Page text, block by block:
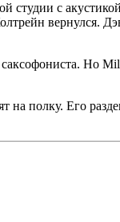
студии с
вернулся.
Но
полку. Его